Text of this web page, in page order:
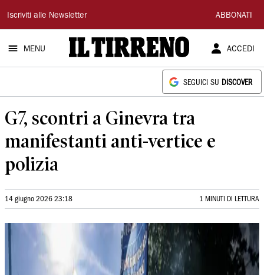
Il
Tirreno
Iscriviti alle Newsletter ABBONATI
MENU ACCEDI
SEGUICI SU DISCOVER
G7, scontri a Ginevra tra
manifestanti anti-vertice e
polizia
14 giugno 2026 23:18 1 MINUTI DI LETTURA